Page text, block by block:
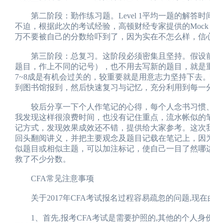
第二阶段：勤作练习题。Level 1平均一题的解答时
不迫，根据此次的考试经验，高顿财经专家提供的
万不要被自己的分数给吓到了，因为实在不怎么样，信
第三阶段：总复习。这阶段必须密集且坚持。假设
题目，作上不同的记号），也不用去写新的题目，就
7~8成是有机会过关的，较重要就是用意志力坚持下去
到图书馆报到，然后快速复习与记忆，充分利用到每一
较后分享一下个人作笔记的心得，每个人念书习惯
我发现这样很浪费时间，也没有记住重点，流水帐似
记方式，发现效果成效还不错，提供给大家参考。这
回头翻阅讲义，并把主要观念及题目记载在笔记上，
似题目或相似主题，可以加注标记，使自己一目了然
救了不少分数。
CFA常见注意事项
关于2017年CFA考试报名过程容易疏忽的问题,现在
1、首先,报考CFA考试是需要护照的,其他的个人身